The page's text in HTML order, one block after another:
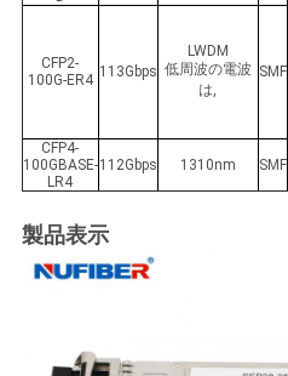
CFP2-
100G-ER4 113Gbps
LWDM
低周波の電波
は,
SMF
CFP4-
100GBASE-
LR4
112Gbps 1310nm SMF
製品表示